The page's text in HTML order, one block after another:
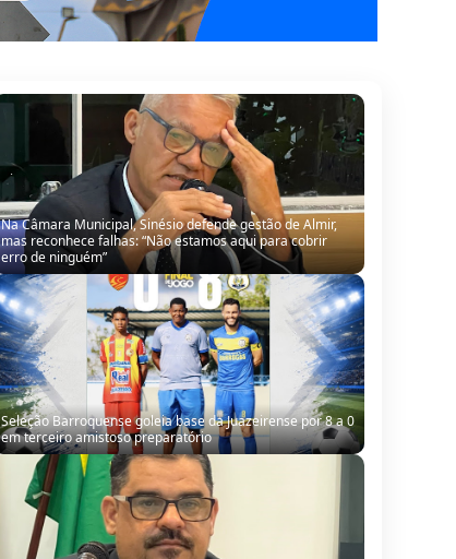
Seleção Barroquense goleia base da Juazeirense por 8 a 0
em terceiro amistoso preparatório
Dida cobra mineradora por melhoria de estrada: “Leva
tanta riqueza do nosso município e a gente pede o
mínimo”